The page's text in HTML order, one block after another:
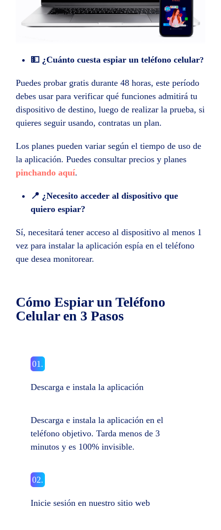
💵 ¿Cuánto cuesta espiar un teléfono celular?
Puedes probar gratis durante 48 horas, este período
debes usar para verificar qué funciones admitirá tu
dispositivo de destino, luego de realizar la prueba, si
quieres seguir usando, contratas un plan.
Los planes pueden variar según el tiempo de uso de
la aplicación. Puedes consultar precios y planes
pinchando aquí.
📍 ¿Necesito acceder al dispositivo que
quiero espiar?
Sí, necesitará tener acceso al dispositivo al menos 1
vez para instalar la aplicación espía en el teléfono
que desea monitorear.
Cómo Espiar un Teléfono
Celular en 3 Pasos
01.
Descarga e instala la aplicación
Descarga e instala la aplicación en el
teléfono objetivo. Tarda menos de 3
minutos y es 100% invisible.
02.
Inicie sesión en nuestro sitio web